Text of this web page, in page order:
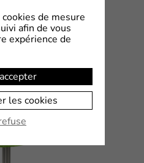
avec
de mesure
afin de vous
expérience de
les cookies